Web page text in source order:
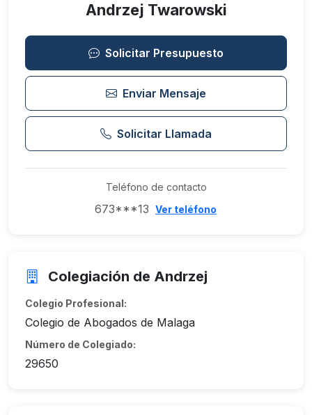
Andrzej Twarowski
Solicitar Presupuesto
Enviar Mensaje
Solicitar Llamada
Teléfono de contacto
673***13 Ver teléfono
Colegiación de Andrzej
Colegio Profesional:
Colegio de Abogados de Malaga
Número de Colegiado:
29650